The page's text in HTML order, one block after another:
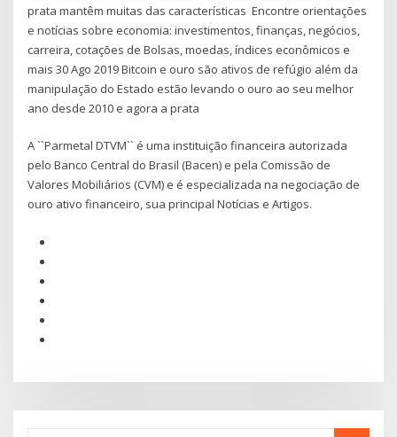
prata mantêm muitas das características Encontre orientações
e notícias sobre economia: investimentos, finanças, negócios,
carreira, cotações de Bolsas, moedas, índices econômicos e
mais 30 Ago 2019 Bitcoin e ouro são ativos de refúgio além da
manipulação do Estado estão levando o ouro ao seu melhor
ano desde 2010 e agora a prata
A ``Parmetal DTVM`` é uma instituição financeira autorizada
pelo Banco Central do Brasil (Bacen) e pela Comissão de
Valores Mobiliários (CVM) e é especializada na negociação de
ouro ativo financeiro, sua principal Notícias e Artigos.